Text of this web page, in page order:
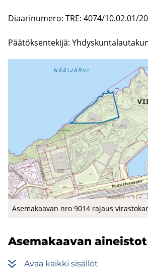
Diaarinumero: TRE: 4074/10.02.01/
Päätöksentekijä:
Ase­ma­kaa­van nro 9014 ra­jaus
Ase­ma­kaa­van ai­neis­tot
Avaa kaik­ki si­säl­löt